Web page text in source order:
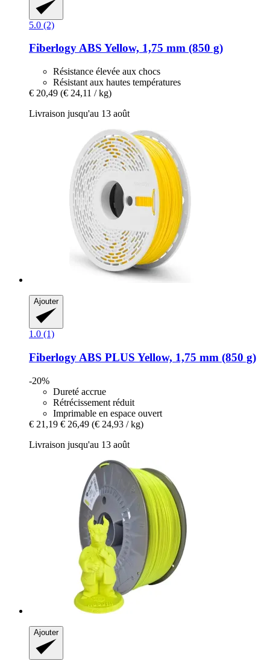
5.0 (2)
FiberlogyABS Yellow, 1,75 mm (850 g)
Résistance élevée aux chocs
Résistant aux hautes températures
€ 20,49 (€ 24,11 / kg)
Livraison jusqu'au 13 août
Ajouter
1.0 (1)
Fiberlogy ABS PLUS Yellow, 1,75 mm (850 g)
-20%
Dureté accrue
Rétrécissement réduit
Imprimable en espace ouvert
€ 21,19 € 26,49 (€ 24,93 / kg)
Livraison jusqu'au 13 août
Ajouter